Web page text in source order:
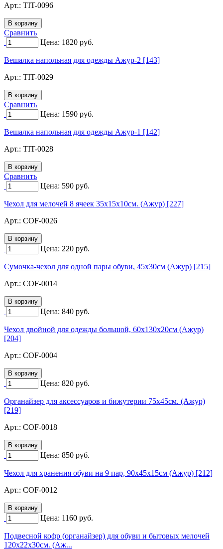
Арт.: TIT-0096
Сравнить
Цена: 1820 руб.
Вешалка напольная для одежды Ажур-2 [143]
Арт.: TIT-0029
Сравнить
Цена: 1590 руб.
Вешалка напольная для одежды Ажур-1 [142]
Арт.: TIT-0028
Сравнить
Цена: 590 руб.
Чехол для мелочей 8 ячеек 35х15х10см. (Ажур) [227]
Арт.: COF-0026
Цена: 220 руб.
Сумочка-чехол для одной пары обуви, 45х30см (Ажур) [215]
Арт.: COF-0014
Цена: 840 руб.
Чехол двойной для одежды большой, 60х130х20см (Ажур)
[204]
Арт.: COF-0004
Цена: 820 руб.
Органайзер для аксессуаров и бижутерии 75х45см. (Ажур)
[219]
Арт.: COF-0018
Цена: 850 руб.
Чехол для хранения обуви на 9 пар, 90х45х15см (Ажур) [212]
Арт.: COF-0012
Цена: 1160 руб.
Подвесной кофр (органайзер) для обуви и бытовых мелочей
120х22х30см. (Аж...